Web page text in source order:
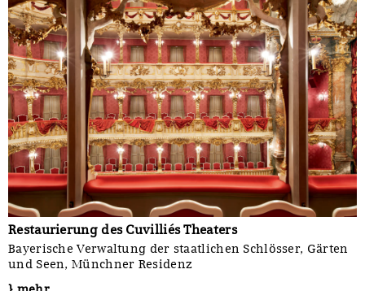
Restaurierung des Cuvilliés Theaters
Bayerische Verwaltung der staatlichen Schlösser, Gärten
und Seen, Münchner Residenz